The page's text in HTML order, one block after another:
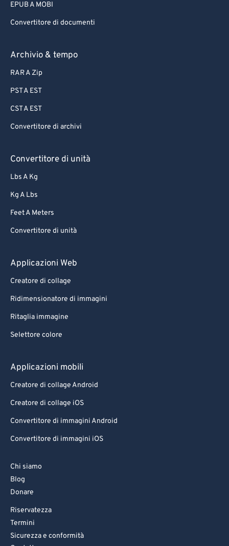
EPUB A MOBI
Convertitore di documenti
Archivio & tempo
RAR A Zip
PST A EST
CST A EST
Convertitore di archivi
Convertitore di unità
Lbs A Kg
Kg A Lbs
Feet A Meters
Convertitore di unità
Applicazioni Web
Creatore di collage
Ridimensionatore di immagini
Ritaglia immagine
Selettore colore
Applicazioni mobili
Creatore di collage Android
Creatore di collage iOS
Convertitore di immagini Android
Convertitore di immagini iOS
Chi siamo
Blog
Donare
Riservatezza
Termini
Sicurezza e conformità